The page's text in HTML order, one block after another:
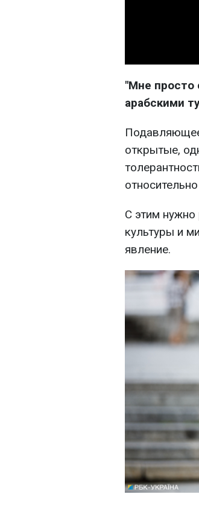
"Мне просто
арабскими
открытые,
С этим нужно
культуры и
явление.